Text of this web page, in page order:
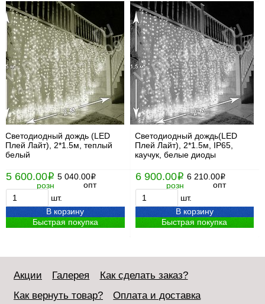
Светодиодный дождь (LED
Плей Лайт), 2*1.5м, теплый
белый
5 600.00i
розн
5 040.00i
опт
шт.
В корзину
Быстрая покупка
Светодиодный дождь(LED
Плей Лайт), 2*1.5м, IP65,
каучук, белые диоды
6 900.00i
розн
6 210.00i
опт
шт.
В корзину
Быстрая покупка
Акции Галерея
Как сделать заказ?
Как вернуть товар?
Оплата и доставка